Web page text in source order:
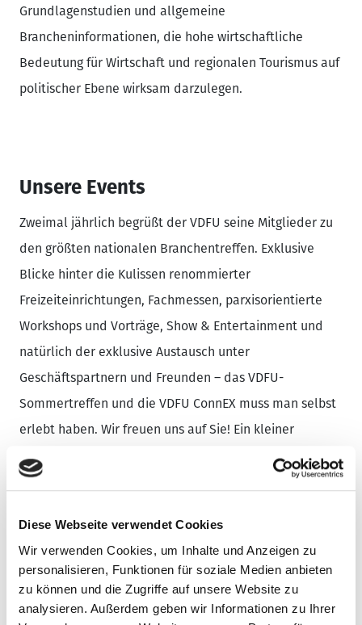
Diese Webseite verwendet Cookies
Wir verwenden Cookies, um Inhalte und Anzeigen zu
personalisieren, Funktionen für soziale Medien anbieten
zu können und die Zugriffe auf unsere Website zu
analysieren. Außerdem geben wir Informationen zu Ihrer
Grundlagenstudien und allgemeine
Brancheninformationen, die hohe wirtschaftliche
Bedeutung für Wirtschaft und regionalen Tourismus auf
politischer Ebene wirksam darzulegen.
Unsere Events
Zweimal jährlich begrüßt der VDFU seine Mitglieder zu
den größten nationalen Branchentreffen. Exklusive
Blicke hinter die Kulissen renommierter
Freizeiteinrichtungen, Fachmessen, parxisorientierte
Workshops und Vorträge, Show & Entertainment und
natürlich der exklusive Austausch unter
Geschäftspartnern und Freunden – das VDFU-
Sommertreffen und die VDFU ConnEX muss man selbst
erlebt haben. Wir freuen uns auf Sie! Ein kleiner
Eindruck gefällig?